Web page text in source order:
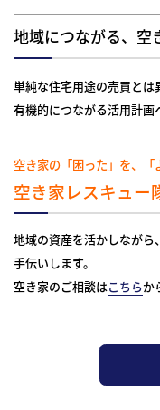
地域につながる、空
単純な住宅用途の売買とは
有機的につながる活用計画
空き家の「困った」を、「
空き家レスキュー
地域の資産を活かしながら
手伝いします。
空き家のご相談はこちらか